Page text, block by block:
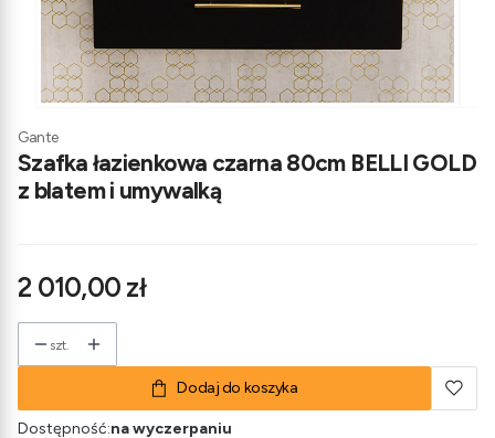
Gante
Szafka łazienkowa czarna 80cm BELLI GOLD
z blatem i umywalką
Cena
2 010,00 zł
szt.
Dodaj do koszyka
Dostępność:na wyczerpaniu